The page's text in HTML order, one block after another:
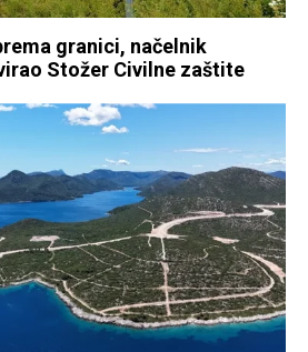
granici, načelnik
Stožer Civilne zaštite